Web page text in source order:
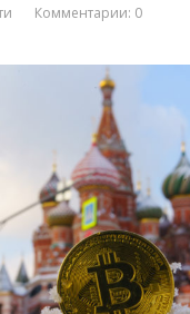
Комментарии: 0